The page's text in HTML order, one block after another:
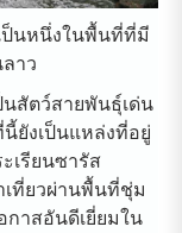
ป็นหนึ่งในพื้นที่ที่มี
าว
สัตว์สายพันธุ์เด่น
ยังเป็นแหล่งที่อยู่
เรียนซารัส
เที่ยวผ่านพื้นที่ชุ่ม
กาสอันดีเยี่ยมใน